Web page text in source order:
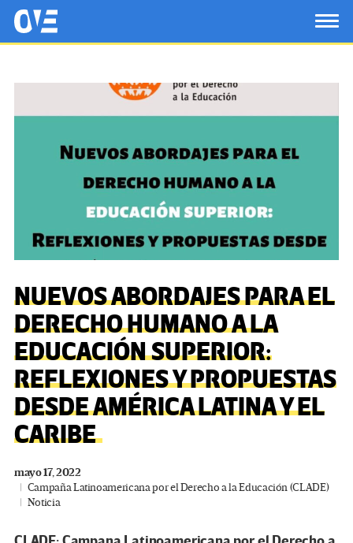
Saltar al contenido principal
OtrasVocesenEducacion.org
NUEVOS ABORDAJES PARA EL
DERECHO HUMANO A LA
EDUCACIÓN SUPERIOR:
REFLEXIONES Y PROPUESTAS
DESDE AMÉRICA LATINA Y EL
CARIBE
mayo 17, 2022
Campaña Latinoamericana por el Derecho a la Educación (CLADE)
Noticia